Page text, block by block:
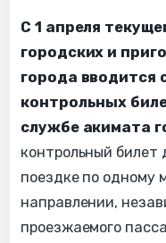
С 1 апреля
городских и
города вводится
контрольных
службе акимата
контрольный билет
поездке по одному
направлении,
проезжаемого